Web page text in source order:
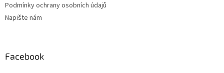
Podmínky ochrany osobních údajů
Napište nám
Facebook